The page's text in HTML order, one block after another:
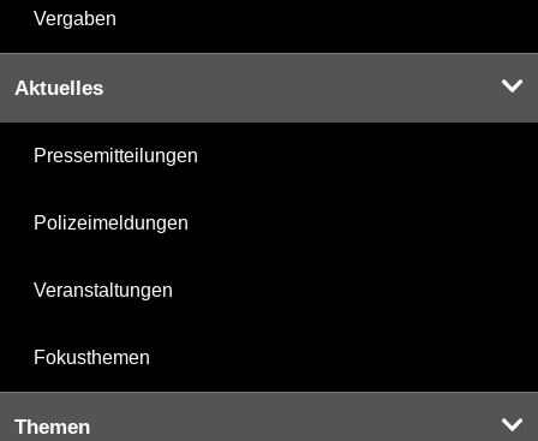
Vergaben
Aktuelles
Pressemitteilungen
Polizeimeldungen
Veranstaltungen
Fokusthemen
Themen